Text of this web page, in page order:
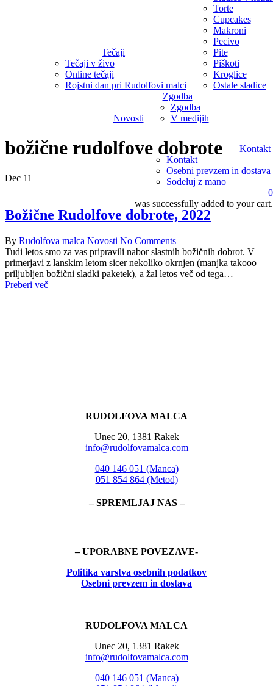
Tečaji
Tečaji v živo
Online tečaji
Rojstni dan pri Rudolfovi malci
Torte
Cupcakes
Makroni
Pecivo
Pite
Piškoti
Kroglice
Ostale sladice
Novosti
Zgodba
Zgodba
V medijih
Kontakt
Kontakt
Osebni prevzem in dostava
Sodeluj z mano
0
was successfully added to your cart.
božične rudolfove dobrote
Dec 11
Božične Rudolfove dobrote, 2022
By Rudolfova malca Novosti No Comments
Tudi letos smo za vas pripravili nabor slastnih božičnih dobrot. V
primerjavi z lanskim letom sicer nekoliko okrnjen (manjka takooo
priljubljen božični sladki paketek), a žal letos več od tega…
Preberi več
RUDOLFOVA MALCA
Unec 20, 1381 Rakek
info@rudolfovamalca.com
040 146 051 (Manca)
051 854 864 (Metod)
– SPREMLJAJ NAS –
– UPORABNE POVEZAVE-
Politika varstva osebnih podatkov
Osebni prevzem in dostava
RUDOLFOVA MALCA
Unec 20, 1381 Rakek
info@rudolfovamalca.com
040 146 051 (Manca)